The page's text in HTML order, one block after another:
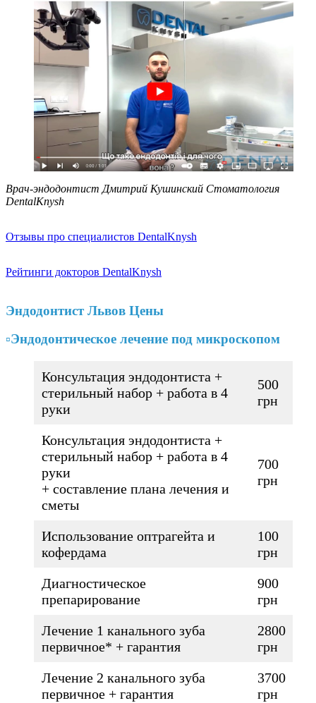
Врач-эндодонтист Дмитрий Кушинский Стоматология
DentalKnysh
Отзывы про специалистов DentalKnysh
Рейтинги докторов DentalKnysh
Эндодонтист Львов Цены
▫️Эндодонтическое лечение под микроскопом
Консультация эндодонтиста +
стерильный набор + работа в 4
руки
500
грн
Консультация эндодонтиста +
стерильный набор + работа в 4
руки
+ составление плана лечения и
сметы
700
грн
Использование оптрагейта и
кофердама
100
грн
Диагностическое
препарирование
900
грн
Лечение 1 канального зуба
первичное* + гарантия
2800
грн
Лечение 2 канального зуба
первичное + гарантия
3700
грн